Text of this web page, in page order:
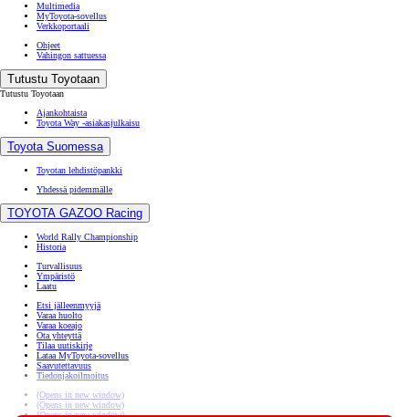
Multimedia
MyToyota-sovellus
Verkkoportaali
Ohjeet
Vahingon sattuessa
Tutustu Toyotaan
Tutustu Toyotaan
Ajankohtaista
Toyota Way -asiakasjulkaisu
Toyota Suomessa
Toyotan lehdistöpankki
Yhdessä pidemmälle
TOYOTA GAZOO Racing
World Rally Championship
Historia
Turvallisuus
Ympäristö
Laatu
Etsi jälleenmyyjä
Varaa huolto
Varaa koeajo
Ota yhteyttä
Tilaa uutiskirje
Lataa MyToyota-sovellus
Saavutettavuus
Tiedonjakoilmoitus
(Opens in new window)
(Opens in new window)